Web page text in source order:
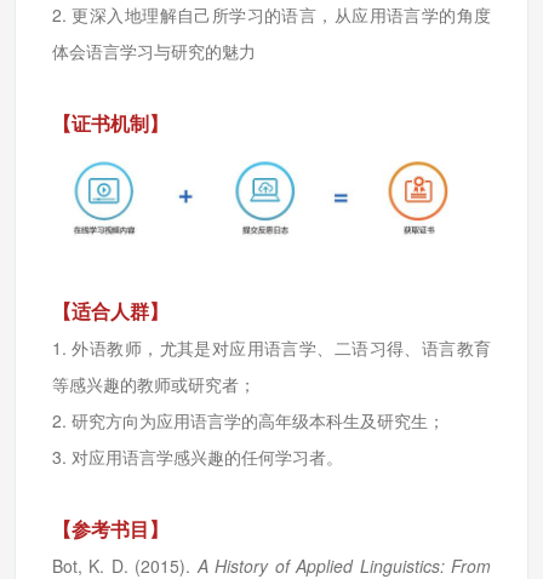
2. 更深入地理解自己所学习的语言，从应用语言学的角度
体会语言学习与研究的魅力
【证书机制】
【适合人群】
1. 外语教师，尤其是对应用语言学、二语习得、语言教育
等感兴趣的教师或研究者；
2. 研究方向为应用语言学的高年级本科生及研究生；
3. 对应用语言学感兴趣的任何学习者。
【参考书目】
Bot, K. D. (2015). A History of Applied Linguistics: From